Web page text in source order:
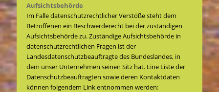
Aufsichtsbehörde
Im Falle datenschutzrechtlicher Verstöße steht dem
Betroffenen ein Beschwerderecht bei der zuständigen
Aufsichtsbehörde zu. Zuständige Aufsichtsbehörde in
datenschutzrechtlichen Fragen ist der
Landesdatenschutzbeauftragte des Bundeslandes, in
dem unser Unternehmen seinen Sitz hat. Eine Liste der
Datenschutzbeauftragten sowie deren Kontaktdaten
können folgendem Link entnommen werden: